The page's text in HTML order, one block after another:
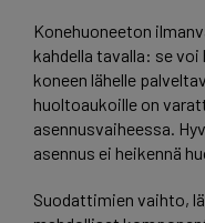
Konehuoneeton
kahdella tavalla: se
koneen lähelle
huoltoaukoille on
asennusvaiheessa.
asennus ei heikennä
Suodattimien vaihto,